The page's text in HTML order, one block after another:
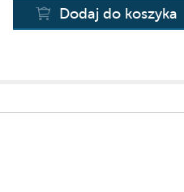
Dodaj do koszyka